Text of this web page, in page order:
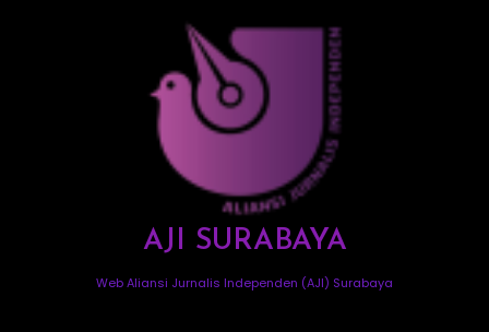
AJI SURABAYA
Web Aliansi Jurnalis Independen (AJI) Surabaya